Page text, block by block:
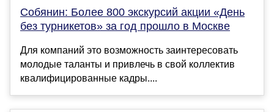
Собянин: Более 800 экскурсий акции «День
без турникетов» за год прошло в Москве
Для компаний это возможность заинтересовать
молодые таланты и привлечь в свой коллектив
квалифицированные кадры....